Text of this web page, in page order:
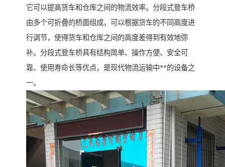
它可以提高货车和仓库之间的物流效率。分段式登车桥
由多个可折叠的桥面组成，可以根据货车的不同高度进
行调节，使得货车和仓库之间的高度差得到有效地弥
补。分段式登车桥具有结构简单、操作方便、安全可
靠、使用寿命长等优点，是现代物流运输中**的设备之
一。